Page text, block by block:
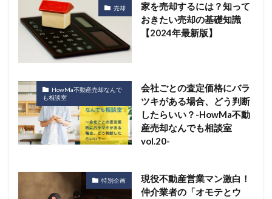
売却
家を売却するには？知って
おきたい売却の基礎知識
【2024年最新版】
HowMa不動産売却なんで
も相談室
会社ごとの査定価格にバラ
ツキがある場合、どう判断
したらいい？-HowMa不動
産売却なんでも相談室
vol.20-
特別企画
現役不動産営業マン激白！
仲介業者の「オモテとウ